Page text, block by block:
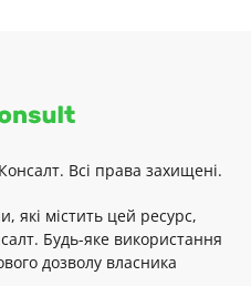
Всі права захищені.
які містить цей ресурс,
Будь-яке використання
дозволу власника